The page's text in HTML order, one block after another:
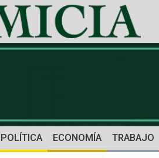
POLÍTICA ECONOMÍA TRABAJO